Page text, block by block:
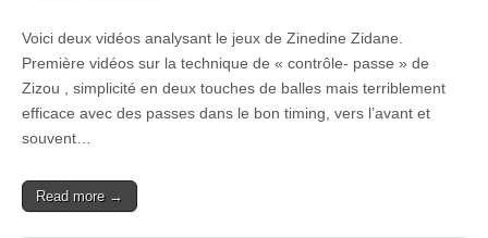
Voici deux vidéos analysant le jeux de Zinedine Zidane.
Première vidéos sur la technique de « contrôle- passe » de
Zizou , simplicité en deux touches de balles mais terriblement
efficace avec des passes dans le bon timing, vers l’avant et
souvent…
Read more →